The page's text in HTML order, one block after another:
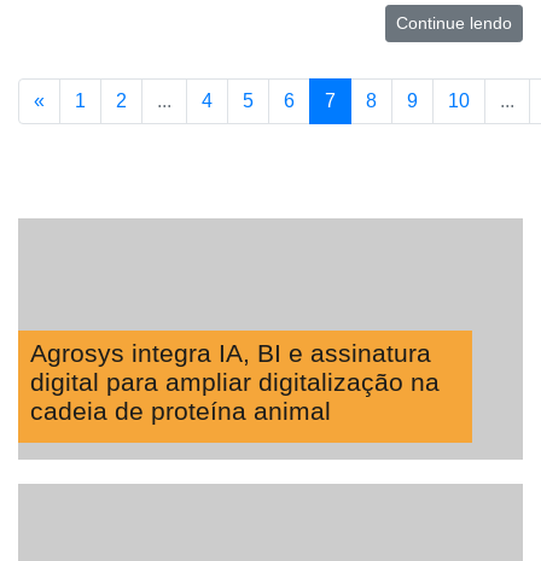
Continue lendo
« 1 2 ... 4 5 6 7 8 9 10 ...
Agrosys integra IA, BI e assinatura
digital para ampliar digitalização na
cadeia de proteína animal